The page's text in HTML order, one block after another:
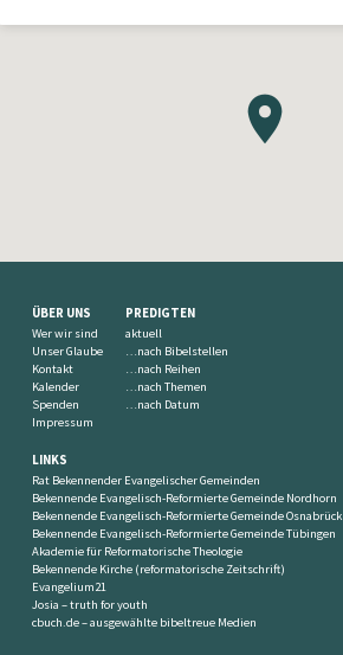
ÜBER UNS
Wer wir sind
Unser Glaube
Kontakt
Kalender
Spenden
Impressum
PREDIGTEN
aktuell
…nach Bibelstellen
…nach Reihen
…nach Themen
…nach Datum
LINKS
Rat Bekennender Evangelischer Gemeinden
Bekennende Evangelisch-Reformierte Gemeinde Nordhorn
Bekennende Evangelisch-Reformierte Gemeinde Osnabrück
Bekennende Evangelisch-Reformierte Gemeinde Tübingen
Akademie für Reformatorische Theologie
Bekennende Kirche (reformatorische Zeitschrift)
Evangelium21
Josia – truth for youth
cbuch.de – ausgewählte bibeltreue Medien